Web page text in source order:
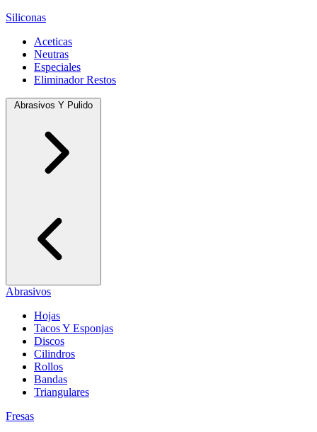
Siliconas
Aceticas
Neutras
Especiales
Eliminador Restos
Abrasivos Y Pulido
Abrasivos
Hojas
Tacos Y Esponjas
Discos
Cilindros
Rollos
Bandas
Triangulares
Fresas